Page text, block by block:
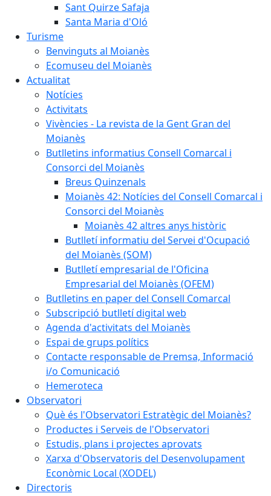
Sant Quirze Safaja
Santa Maria d'Oló
Turisme
Benvinguts al Moianès
Ecomuseu del Moianès
Actualitat
Notícies
Activitats
Vivències - La revista de la Gent Gran del
Moianès
Butlletins informatius Consell Comarcal i
Consorci del Moianès
Breus Quinzenals
Moianès 42: Notícies del Consell Comarcal i
Consorci del Moianès
Moianès 42 altres anys històric
Butlletí informatiu del Servei d'Ocupació
del Moianès (SOM)
Butlletí empresarial de l'Oficina
Empresarial del Moianès (OFEM)
Butlletins en paper del Consell Comarcal
Subscripció butlletí digital web
Agenda d'activitats del Moianès
Espai de grups polítics
Contacte responsable de Premsa, Informació
i/o Comunicació
Hemeroteca
Observatori
Què és l'Observatori Estratègic del Moianès?
Productes i Serveis de l'Observatori
Estudis, plans i projectes aprovats
Xarxa d'Observatoris del Desenvolupament
Econòmic Local (XODEL)
Directoris